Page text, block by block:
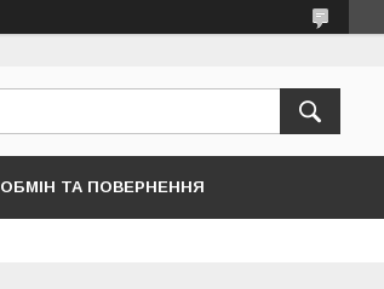
ОБМІН ТА ПОВЕРНЕННЯ